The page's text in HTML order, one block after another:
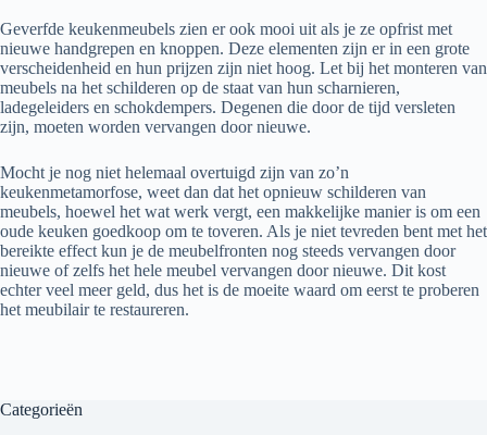
Geverfde keukenmeubels zien er ook mooi uit als je ze opfrist met
nieuwe handgrepen en knoppen. Deze elementen zijn er in een grote
verscheidenheid en hun prijzen zijn niet hoog. Let bij het monteren van
meubels na het schilderen op de staat van hun scharnieren,
ladegeleiders en schokdempers. Degenen die door de tijd versleten
zijn, moeten worden vervangen door nieuwe.
Mocht je nog niet helemaal overtuigd zijn van zo’n
keukenmetamorfose, weet dan dat het opnieuw schilderen van
meubels, hoewel het wat werk vergt, een makkelijke manier is om een ​​
oude keuken goedkoop om te toveren. Als je niet tevreden bent met het
bereikte effect kun je de meubelfronten nog steeds vervangen door
nieuwe of zelfs het hele meubel vervangen door nieuwe. Dit kost
echter veel meer geld, dus het is de moeite waard om eerst te proberen
het meubilair te restaureren.
Categorieën